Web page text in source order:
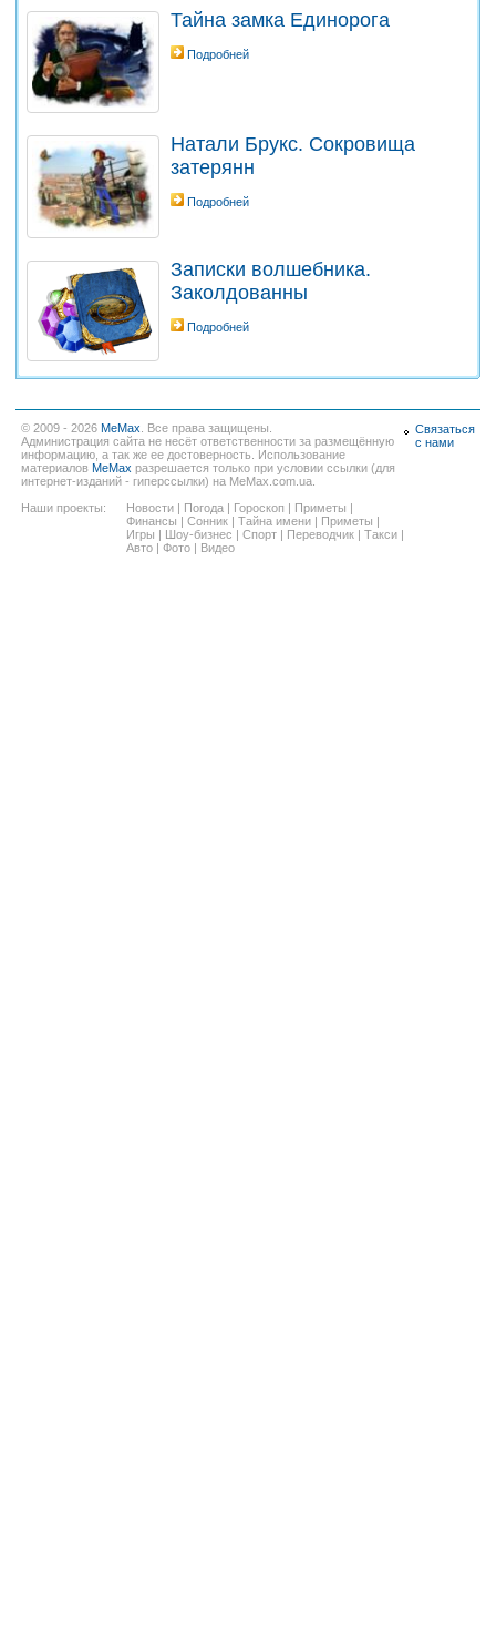
Тайна замка Единорога
Подробней
Натали Брукс. Сокровища
затерянн
Подробней
Записки волшебника.
Заколдованны
Подробней
© 2009 - 2026 MeMax . Все права защищены.
Администрация сайта не несёт ответственности за размещённую
информацию, а так же ее достоверность. Использование
материалов MeMax разрешается только при условии ссылки (для
интернет-изданий - гиперссылки) на MeMax.com.ua.
Наши проекты:
Новости | Погода | Гороскоп | Приметы |
Финансы | Сонник | Тайна имени | Приметы |
Игры | Шоу-бизнес | Спорт | Переводчик | Такси |
Авто | Фото | Видео
Связаться
с нами